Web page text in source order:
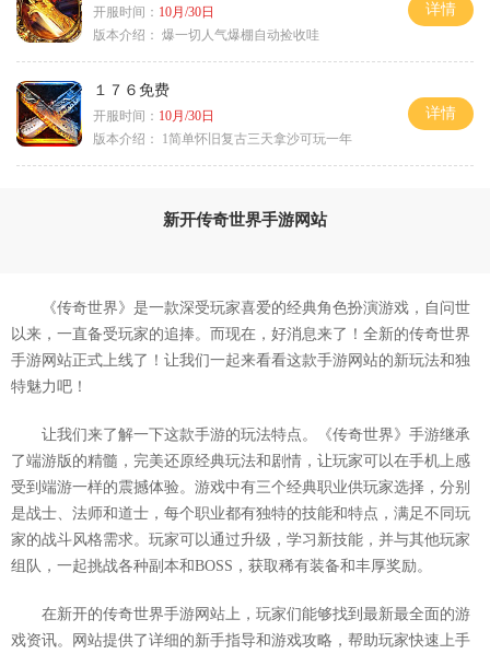
开服时间： 10月/30日
版本介绍： 爆一切人气爆棚自动捡收哇
详情
１７６免费
开服时间： 10月/30日
版本介绍：
1简单怀旧复古三天拿沙可玩一年
详情
新开传奇世界手游网站
《传奇世界》是一款深受玩家喜爱的经典角色扮演游戏，自问世
以来，一直备受玩家的追捧。而现在，好消息来了！全新的传奇世界
手游网站正式上线了！让我们一起来看看这款手游网站的新玩法和独
特魅力吧！
让我们来了解一下这款手游的玩法特点。《传奇世界》手游继承
了端游版的精髓，完美还原经典玩法和剧情，让玩家可以在手机上感
受到端游一样的震撼体验。游戏中有三个经典职业供玩家选择，分别
是战士、法师和道士，每个职业都有独特的技能和特点，满足不同玩
家的战斗风格需求。玩家可以通过升级，学习新技能，并与其他玩家
组队，一起挑战各种副本和BOSS，获取稀有装备和丰厚奖励。
在新开的传奇世界手游网站上，玩家们能够找到最新最全面的游
戏资讯。网站提供了详细的新手指导和游戏攻略，帮助玩家快速上手